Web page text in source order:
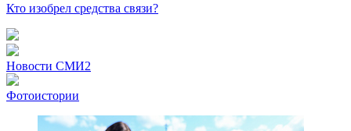
Кто изобрел средства связи?
Новости СМИ2
Фотоистории